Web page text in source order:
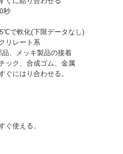
秒
で軟化(下限データなし)
リレート系
、メッキ製品の接着
ック、合成ゴム、金属
ぐにはり合わせる。
ぐ使える。